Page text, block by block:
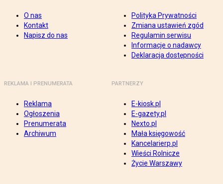
O nas
Kontakt
Napisz do nas
Polityka Prywatności
Zmiana ustawień zgód
Regulamin serwisu
Informacje o nadawcy
Deklaracja dostępności
REKLAMA I PRENUMERATA
Reklama
Ogłoszenia
Prenumerata
Archiwum
PARTNERZY
E-kiosk.pl
E-gazety.pl
Nexto.pl
Mała księgowość
Kancelarierp.pl
Wieści Rolnicze
Życie Warszawy